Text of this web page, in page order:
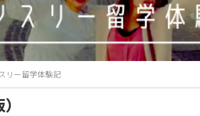
リー留学体験記